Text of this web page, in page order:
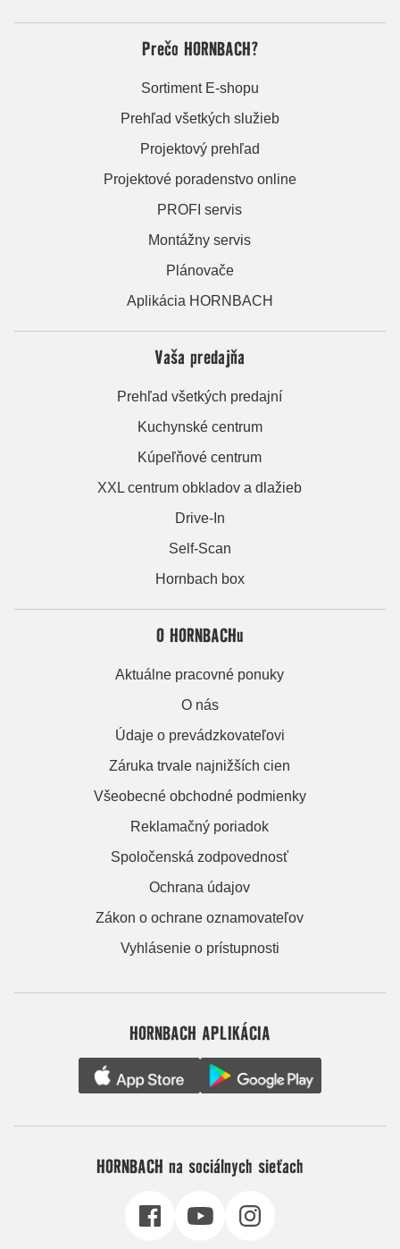
Prečo HORNBACH?
Sortiment E-shopu
Prehľad všetkých služieb
Projektový prehľad
Projektové poradenstvo online
PROFI servis
Montážny servis
Plánovače
Aplikácia HORNBACH
Vaša predajňa
Prehľad všetkých predajní
Kuchynské centrum
Kúpeľňové centrum
XXL centrum obkladov a dlažieb
Drive-In
Self-Scan
Hornbach box
O HORNBACHu
Aktuálne pracovné ponuky
O nás
Údaje o prevádzkovateľovi
Záruka trvale najnižších cien
Všeobecné obchodné podmienky
Reklamačný poriadok
Spoločenská zodpovednosť
Ochrana údajov
Zákon o ochrane oznamovateľov
Vyhlásenie o prístupnosti
HORNBACH APLIKÁCIA
HORNBACH na sociálnych sieťach